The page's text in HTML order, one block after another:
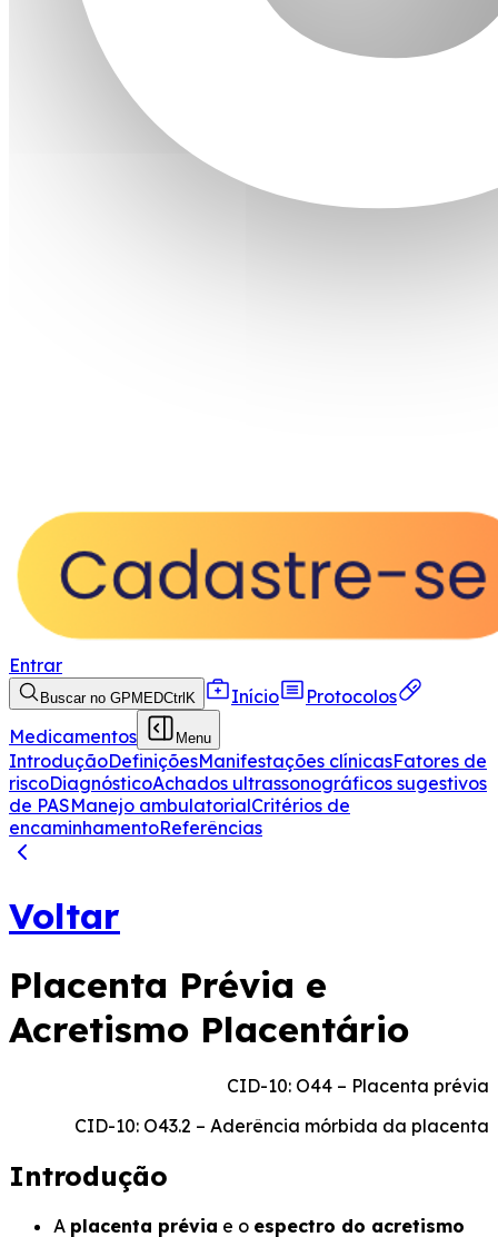
Entrar
Buscar no GPMEDCtrl K Início
Protocolos
Medicamentos
Menu
IntroduçãoDefiniçõesManifestações clínicasFatores de
riscoDiagnósticoAchados ultrassonográficos sugestivos
de PASManejo ambulatorialCritérios de
encaminhamentoReferências
Voltar
Placenta Prévia e
Acretismo Placentário
CID-10: O44 – Placenta prévia
CID-10: O43.2 – Aderência mórbida da placenta
Introdução
A placenta prévia e o espectro do acretismo